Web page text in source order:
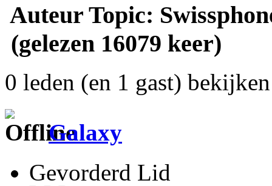
Auteur Topic:
(gelezen 16079 keer)
0 leden (en 1 gast)
Galaxy
Gevorderd Lid